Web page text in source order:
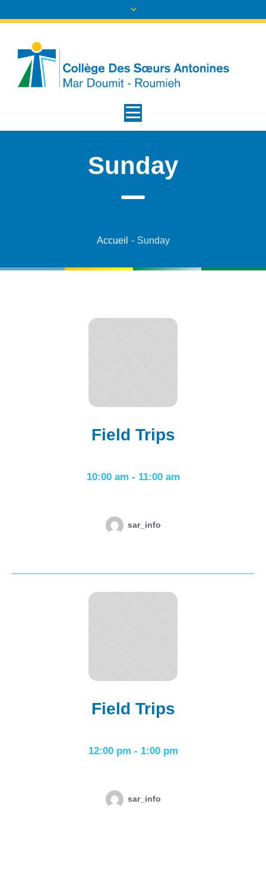
Sunday
Accueil - Sunday
Field Trips
10:00 am - 11:00 am
sar_info
Field Trips
12:00 pm - 1:00 pm
sar_info